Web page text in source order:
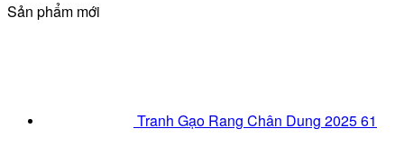
Sản phẩm mới
Tranh Gạo Rang Chân Dung 2025 61